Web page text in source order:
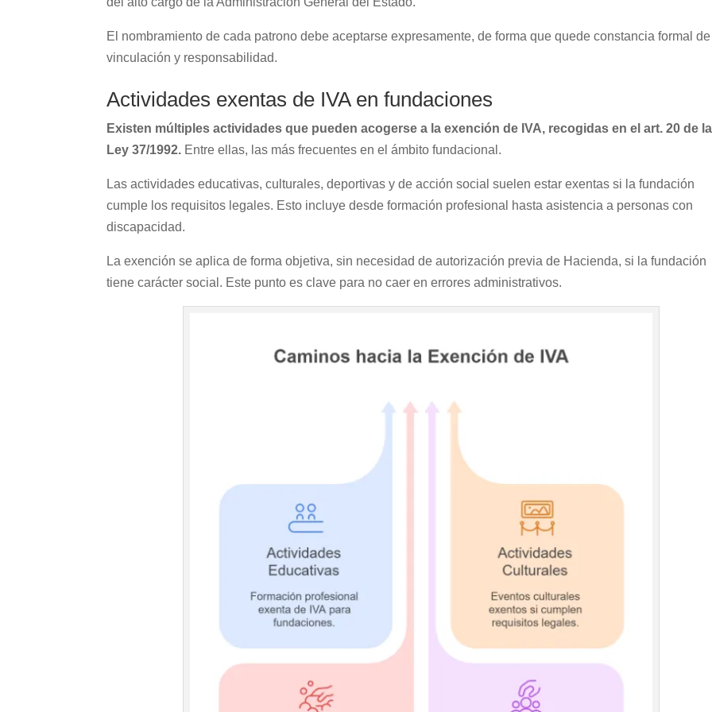
El nombramiento de cada patrono debe aceptarse expresamente, de forma que quede constancia formal
vinculación y responsabilidad.
Actividades exentas de IVA en fundaciones
Existen múltiples actividades que pueden acogerse a la exención de IVA, recogidas en el art. 20 de la
Ley 37/1992. Entre ellas, las más frecuentes en el ámbito fundacional.
Las actividades educativas, culturales, deportivas y de acción social suelen estar exentas si la fundación
cumple los requisitos legales. Esto incluye desde formación profesional hasta asistencia a personas con
discapacidad.
La exención se aplica de forma objetiva, sin necesidad de autorización previa de Hacienda, si la fundación
tiene carácter social. Este punto es clave para no caer en errores administrativos.